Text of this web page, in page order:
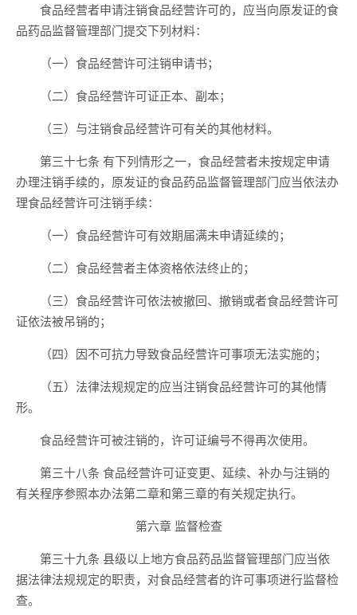
食品经营者申请注销食品经营许可的，应当向原发证的食
品药品监督管理部门提交下列材料：
（一）食品经营许可注销申请书；
（二）食品经营许可证正本、副本；
（三）与注销食品经营许可有关的其他材料。
第三十七条 有下列情形之一，食品经营者未按规定申请
办理注销手续的，原发证的食品药品监督管理部门应当依法办
理食品经营许可注销手续：
（一）食品经营许可有效期届满未申请延续的；
（二）食品经营者主体资格依法终止的；
（三）食品经营许可依法被撤回、撤销或者食品经营许可
证依法被吊销的；
（四）因不可抗力导致食品经营许可事项无法实施的；
（五）法律法规规定的应当注销食品经营许可的其他情
形。
食品经营许可被注销的，许可证编号不得再次使用。
第三十八条 食品经营许可证变更、延续、补办与注销的
有关程序参照本办法第二章和第三章的有关规定执行。
第六章 监督检查
第三十九条 县级以上地方食品药品监督管理部门应当依
据法律法规规定的职责，对食品经营者的许可事项进行监督检
查。